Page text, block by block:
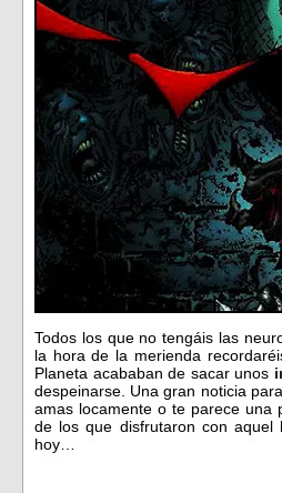
Todos los que no tengáis las
la hora de la merienda
Planeta acababan de sacar unos
despeinarse. Una gran noticia
amas locamente o te parece una
de los que disfrutaron con
hoy…